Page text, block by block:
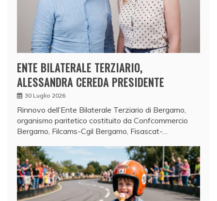
ENTE BILATERALE TERZIARIO,
ALESSANDRA CEREDA PRESIDENTE
30 Luglio 2026
Rinnovo dell’Ente Bilaterale Terziario di Bergamo,
organismo paritetico costituito da Confcommercio
Bergamo, Filcams-Cgil Bergamo, Fisascat-…